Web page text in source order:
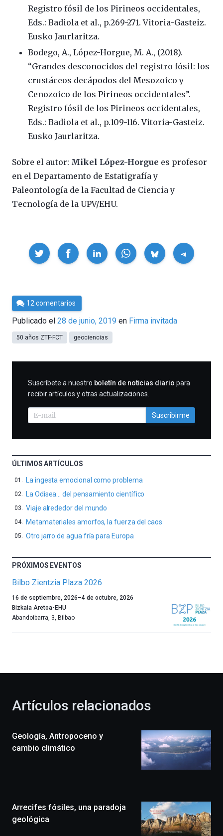
Registro fósil de los Pirineos occidentales,
Eds.: Badiola et al., p.269-271. Vitoria-Gasteiz.
Eusko Jaurlaritza.
Bodego, A., López-Horgue, M. A., (2018).
“Grandes desconocidos del registro fósil: los
crustáceos decápodos del Mesozoico y
Cenozoico de los Pirineos occidentales”.
Registro fósil de los Pirineos occidentales,
Eds.: Badiola et al., p.109-116. Vitoria-Gasteiz.
Eusko Jaurlaritza.
Sobre el autor: Mikel López-Horgue es profesor
en el Departamento de Estatigrafía y
Paleontología de la Facultad de Ciencia y
Tecnología de la UPV/EHU.
Compartir
Por
César
Tomé
12 comentarios
Publicado el 28 de junio, 2019 en Firma invitada
50 años ZTF-FCT geociencias
SUSCRIBIRME
Suscríbete a nuestro boletín de noticias diario para
recibir artículos y otras actualizaciones.
Suscribirme
ÚLTIMOS ARTÍCULOS
La ingesta emocional como problema
La Odisea… del pensamiento científico
Viaje alrededor del mundo
Metamateriales amorfos, la fuerza del caos
Otro jarro de agua fría para Europa
PRÓXIMOS EVENTOS
Bilbo Zientzia Plaza 2026
Un
año
más,
celebración
novena
edición
un
festival
16 de septiembre, 2026–4 de octubre, 2026
Bizkaia Aretoa-EHU
Abandoibarra, 3, Bilbao
Artículos relacionados
Geología, Antropoceno y
cambio climático
Arrecifes fósiles, una paradoja
geológica